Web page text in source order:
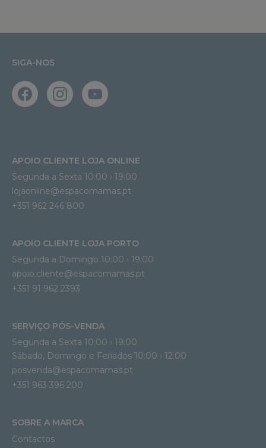
SIGA-NOS
APOIO CLIENTE LOJA ONLINE
Segunda a Sexta 10:00 › 19:00
lojaonline@espacomamas.pt
+351 962 246 800
APOIO CLIENTE LOJA PORTO
Segunda a Domingo 10:00 › 19:00
apoio.cliente@espacomamas.pt
+351 91 962 2393
SERVIÇO PÓS-VENDA
Segunda a Sexta 10:00 › 19:00
Sábado, Domingo e Feriados 10:00 › 12:00
posvenda@espacomamas.pt
+351 963 396 200
SOBRE A MARCA
Contactos